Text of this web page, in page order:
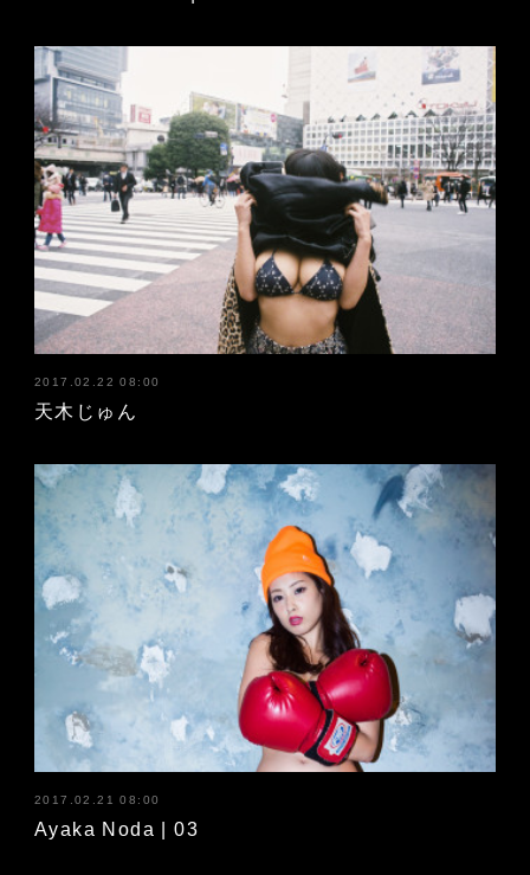
2017.02.22 08:00
天木じゅん
2017.02.21 08:00
Ayaka Noda | 03